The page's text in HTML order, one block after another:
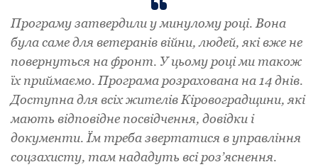
Програму затвердили у минулому році. Вона
була саме для ветеранів війни, людей, які вже не
повернуться на фронт. У цьому році ми також
їх приймаємо. Програма розрахована на 14 днів.
Доступна для всіх жителів Кіровоградщини, які
мають відповідне посвідчення, довідки і
документи. Їм треба звертатися в управління
соцзахисту, там нададуть всі роз’яснення.